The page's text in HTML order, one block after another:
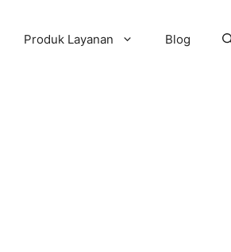
Produk Layanan Blog